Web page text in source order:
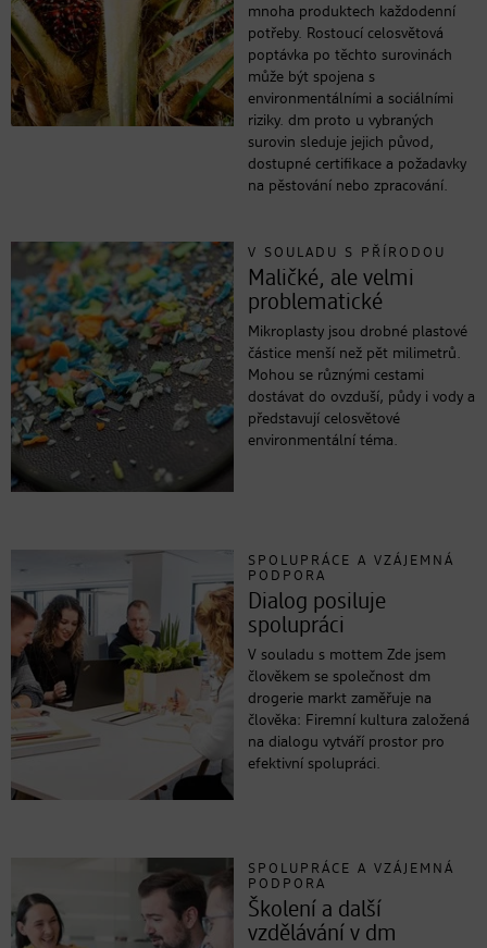
mnoha produktech každodenní
potřeby. Rostoucí celosvětová
poptávka po těchto surovinách
může být spojena s
environmentálními a sociálními
riziky. dm proto u vybraných
surovin sleduje jejich původ,
dostupné certifikace a požadavky
na pěstování nebo zpracování.
V SOULADU S PŘÍRODOU
Maličké, ale velmi
problematické
Mikroplasty jsou drobné plastové
částice menší než pět milimetrů.
Mohou se různými cestami
dostávat do ovzduší, půdy i vody a
představují celosvětové
environmentální téma.
SPOLUPRÁCE A VZÁJEMNÁ
PODPORA
Dialog posiluje
spolupráci
V souladu s mottem Zde jsem
člověkem se společnost dm
drogerie markt zaměřuje na
člověka: Firemní kultura založená
na dialogu vytváří prostor pro
efektivní spolupráci.
SPOLUPRÁCE A VZÁJEMNÁ
PODPORA
Školení a další
vzdělávání v dm